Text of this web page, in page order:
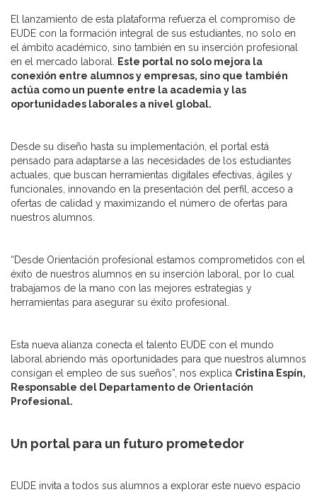
El lanzamiento de esta plataforma refuerza el compromiso de
EUDE con la formación integral de sus estudiantes, no solo en
el ámbito académico, sino también en su inserción profesional
en el mercado laboral.
Este portal no solo mejora la
conexión entre alumnos y empresas, sino que también
actúa como un puente entre la academia y las
oportunidades laborales a nivel global.
Desde su diseño hasta su implementación, el portal está
pensado para adaptarse a las necesidades de los estudiantes
actuales, que buscan herramientas digitales efectivas, ágiles y
funcionales, innovando en la presentación del perfil, acceso a
ofertas de calidad y maximizando el número de ofertas para
nuestros alumnos.
“Desde Orientación profesional estamos comprometidos con el
éxito de nuestros alumnos en su inserción laboral, por lo cual
trabajamos de la mano con las mejores estrategias y
herramientas para asegurar su éxito profesional.
Esta nueva alianza conecta el talento EUDE con el mundo
laboral abriendo más oportunidades para que nuestros alumnos
consigan el empleo de sus sueños”, nos explica Cristina Espín,
Responsable del Departamento de Orientación
Profesional.
Un portal para un futuro prometedor
EUDE invita a todos sus alumnos a explorar este nuevo espacio